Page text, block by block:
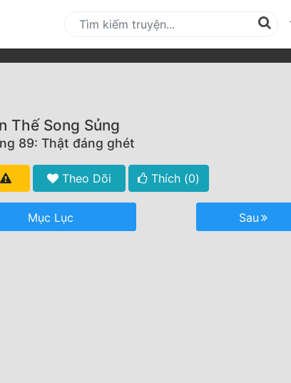
Thế Song Sủng
89: Thật đáng ghét
Theo Dõi Thích (0)
Mục Lục Sau